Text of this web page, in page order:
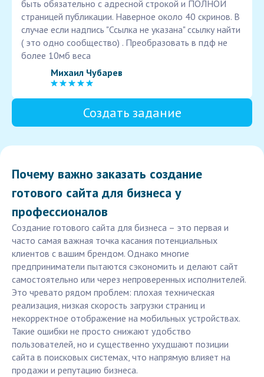
быть обязательно с адресной строкой и ПОЛНОЙ
страницей публикации. Наверное около 40 скринов. В
случае если надпись "Ссылка не указана" ссылку найти
( это одно сообщество) . Преобразовать в пдф не
более 10мб веса
Михаил Чубарев
Создать задание
Почему важно заказать создание
готового сайта для бизнеса у
профессионалов
Создание готового сайта для бизнеса – это первая и
часто самая важная точка касания потенциальных
клиентов с вашим брендом. Однако многие
предприниматели пытаются сэкономить и делают сайт
самостоятельно или через непроверенных исполнителей.
Это чревато рядом проблем: плохая техническая
реализация, низкая скорость загрузки страниц и
некорректное отображение на мобильных устройствах.
Такие ошибки не просто снижают удобство
пользователей, но и существенно ухудшают позиции
сайта в поисковых системах, что напрямую влияет на
продажи и репутацию бизнеса.